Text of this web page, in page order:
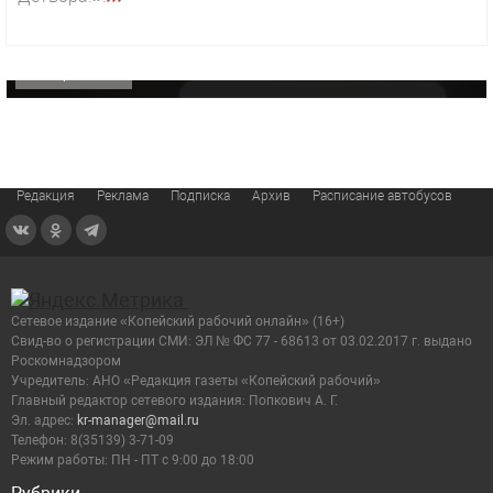
«Звезда» Метрана стала главным героем нового
Редакция Реклама Подписка Архив Расписание автобусов
Сетевое издание «Копейский рабочий онлайн» (16+)
Cвид-во о регистрации СМИ: ЭЛ № ФС 77 - 68613 от 03.02.2017 г. выдано
Роскомнадзором
Учредитель: АНО «Редакция газеты «Копейский рабочий»
Главный редактор сетевого издания: Попкович А. Г.
Эл. адрес: kr-manager@mail.ru
Телефон: 8(35139) 3-71-09
Режим работы: ПН - ПТ с 9:00 до 18:00